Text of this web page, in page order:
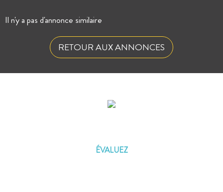
Il n'y a pas d'annonce similaire
RETOUR AUX ANNONCES
ÉVALUEZ